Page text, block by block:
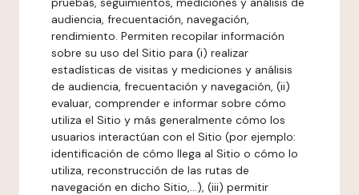
audiencia, frecuentación, navegación,
rendimiento. Permiten recopilar información
sobre su uso del Sitio para (i) realizar
estadísticas de visitas y mediciones y análisis
de audiencia, frecuentación y navegación, (ii)
evaluar, comprender e informar sobre cómo
utiliza el Sitio y más generalmente cómo los
usuarios interactúan con el Sitio (por ejemplo:
identificación de cómo llega al Sitio o cómo lo
utiliza, reconstrucción de las rutas de
navegación en dicho Sitio,...), (iii) permitir